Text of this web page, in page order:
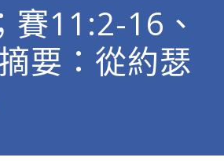
11:2-16、
要：從約瑟